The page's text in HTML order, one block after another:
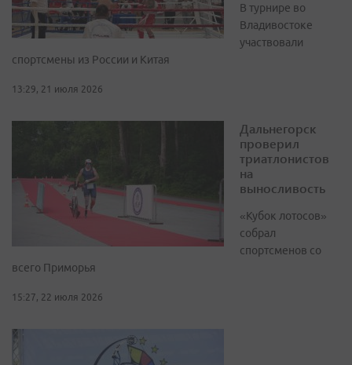
В турнире во
Владивостоке
участвовали
спортсмены из России и Китая
13:29, 21 июля 2026
Дальнегорск
проверил
триатлонистов
на
выносливость
«Кубок лотосов»
собрал
спортсменов со
всего Приморья
15:27, 22 июля 2026